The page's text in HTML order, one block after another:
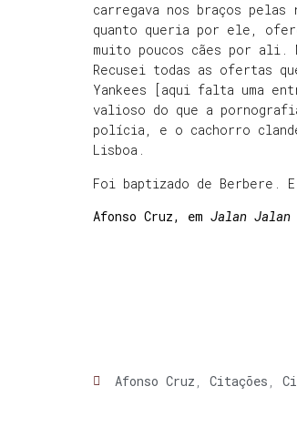
carregava nos braços pelas
quanto queria por ele,
muito poucos cães por ali.
Recusei todas as ofertas
Yankees [aqui falta uma
valioso do que a
polícia, e o cachorro
Lisboa.
Foi baptizado de Berbere.
Afonso Cruz, em Jalan Jalan
Afonso Cruz , Citações ,